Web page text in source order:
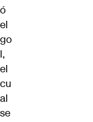
ó
el
go
l,
el
cu
al
se